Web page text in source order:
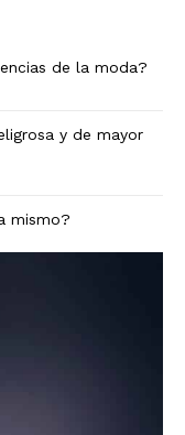
de la moda?
y de mayor
mismo?